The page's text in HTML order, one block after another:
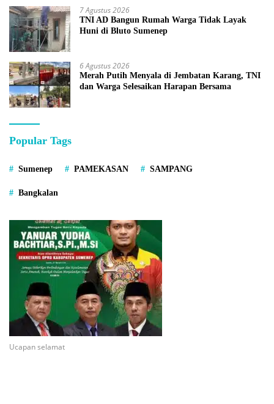
7 Agustus 2026
TNI AD Bangun Rumah Warga Tidak Layak
Huni di Bluto Sumenep
6 Agustus 2026
Merah Putih Menyala di Jembatan Karang, TNI
dan Warga Selesaikan Harapan Bersama
Popular Tags
Sumenep PAMEKASAN SAMPANG
Bangkalan
Ucapan selamat